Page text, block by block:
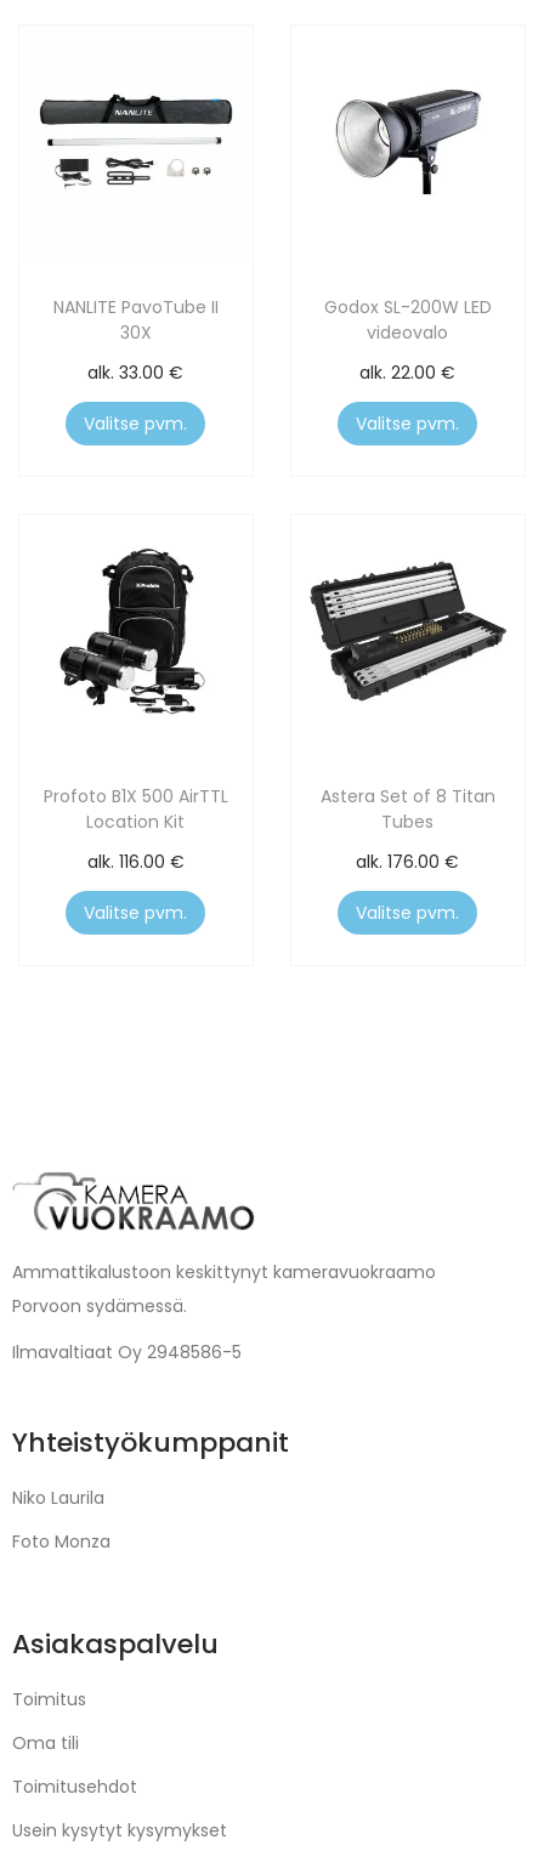
NANLITE PavoTube II
30X
alk.33.00€
Valitse pvm.
Godox SL-200W LED
videovalo
alk.22.00€
Valitse pvm.
Profoto B1X 500 AirTTL
Location Kit
alk. 116.00 €
Valitse pvm.
Astera Set of 8 Titan
Tubes
alk.176.00€
Valitse pvm.
Ammattikalustoon keskittynyt kameravuokraamo
Porvoon sydämessä.
Ilmavaltiaat Oy 2948586-5
Yhteistyökumppanit
Niko Laurila
Foto Monza
Asiakaspalvelu
Toimitus
Oma tili
Toimitusehdot
Usein kysytyt kysymykset